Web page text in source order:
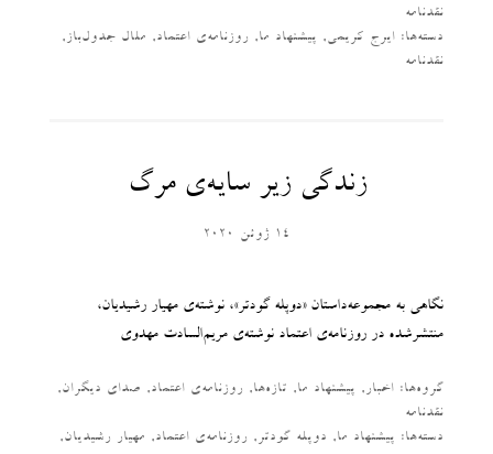
نقدنامه
دسته‌‌ها: ایرج کریمی, پیشنهاد ما, روزنامه‌ی اعتماد, ملال جدول‌باز,
نقدنامه
زندگی زیر سایه‌ی مرگ
14 ژوئن 2020
نگاهی به مجموعه‌داستان «دوپله گودتر»، نوشته‌ی مهیار رشیدیان،
منتشرشده در روزنامه‌ی اعتماد نوشته‌‌ی مریم‌السادت مهدوی
گروه‌ها: اخبار, پیشنهاد ما, تازه‌ها, روزنامه‌ی اعتماد, صدای دیگران,
نقدنامه
دسته‌‌ها: پیشنهاد ما, دوپله گودتر , روزنامه‌ی اعتماد, مهیار رشیدیان,